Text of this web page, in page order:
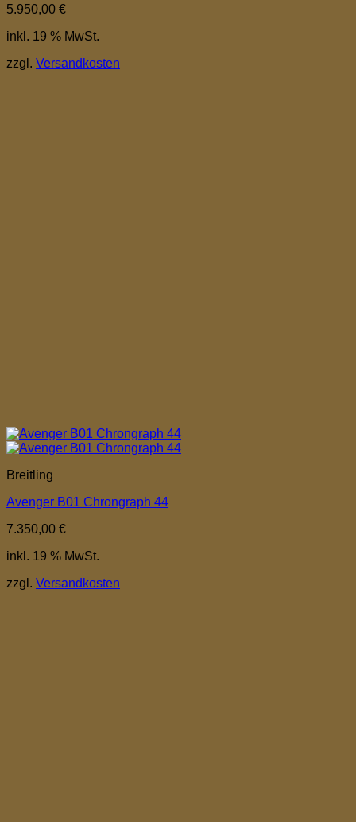
5.950,00 €
inkl. 19 % MwSt.
zzgl. Versandkosten
Breitling
Avenger B01 Chrongraph 44
7.350,00 €
inkl. 19 % MwSt.
zzgl. Versandkosten